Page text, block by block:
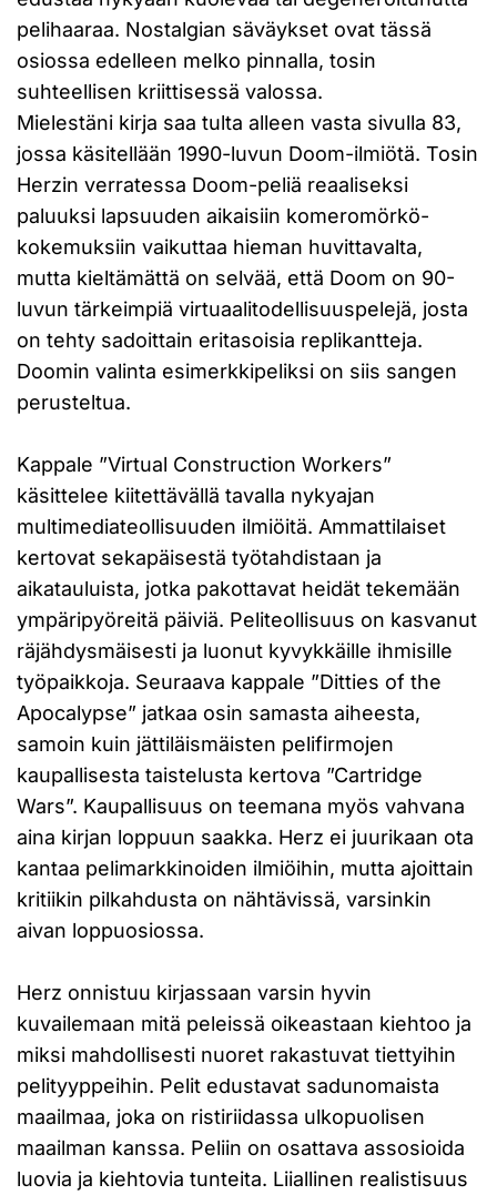
pelihaaraa. Nostalgian säväykset ovat tässä
osiossa edelleen melko pinnalla, tosin
suhteellisen kriittisessä valossa.
Mielestäni kirja saa tulta alleen vasta sivulla 83,
jossa käsitellään 1990-luvun Doom-ilmiötä. Tosin
Herzin verratessa Doom-peliä reaaliseksi
paluuksi lapsuuden aikaisiin komeromörkö-
kokemuksiin vaikuttaa hieman huvittavalta,
mutta kieltämättä on selvää, että Doom on 90-
luvun tärkeimpiä virtuaalitodellisuuspelejä, josta
on tehty sadoittain eritasoisia replikantteja.
Doomin valinta esimerkkipeliksi on siis sangen
perusteltua.
Kappale ”Virtual Construction Workers”
käsittelee kiitettävällä tavalla nykyajan
multimediateollisuuden ilmiöitä. Ammattilaiset
kertovat sekapäisestä työtahdistaan ja
aikatauluista, jotka pakottavat heidät tekemään
ympäripyöreitä päiviä. Peliteollisuus on kasvanut
räjähdysmäisesti ja luonut kyvykkäille ihmisille
työpaikkoja. Seuraava kappale ”Ditties of the
Apocalypse” jatkaa osin samasta aiheesta,
samoin kuin jättiläismäisten pelifirmojen
kaupallisesta taistelusta kertova ”Cartridge
Wars”. Kaupallisuus on teemana myös vahvana
aina kirjan loppuun saakka. Herz ei juurikaan ota
kantaa pelimarkkinoiden ilmiöihin, mutta ajoittain
kritiikin pilkahdusta on nähtävissä, varsinkin
aivan loppuosiossa.
Herz onnistuu kirjassaan varsin hyvin
kuvailemaan mitä peleissä oikeastaan kiehtoo ja
miksi mahdollisesti nuoret rakastuvat tiettyihin
pelityyppeihin. Pelit edustavat sadunomaista
maailmaa, joka on ristiriidassa ulkopuolisen
maailman kanssa. Peliin on osattava assosioida
luovia ja kiehtovia tunteita. Liiallinen realistisuus